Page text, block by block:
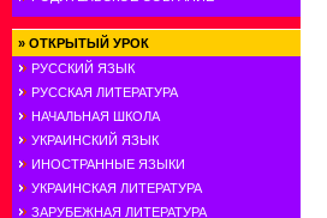
» ОТКРЫТЫЙ УРОК
РУССКИЙ ЯЗЫК
РУССКАЯ ЛИТЕРАТУРА
НАЧАЛЬНАЯ ШКОЛА
УКРАИНСКИЙ ЯЗЫК
ИНОСТРАННЫЕ ЯЗЫКИ
УКРАИНСКАЯ ЛИТЕРАТУРА
ЗАРУБЕЖНАЯ ЛИТЕРАТУРА